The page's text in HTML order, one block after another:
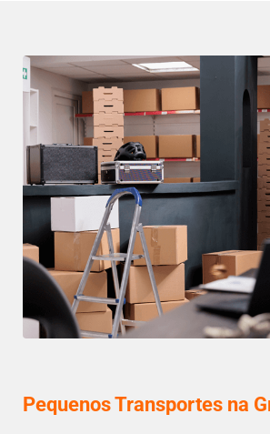
Pequenos Transportes na